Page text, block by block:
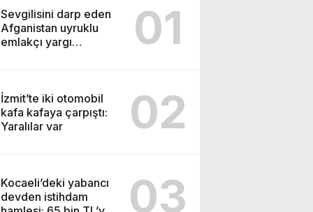
Sevgilisini darp eden
Afganistan uyruklu
emlakçı yargı
01
İzmit’te iki otomobil
kafa kafaya çarpıştı:
Yaralılar var
02
Kocaeli’deki yabancı
devden istihdam
03